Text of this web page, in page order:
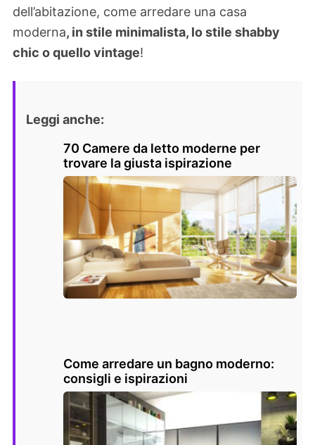
dell’abitazione, come arredare una casa
moderna, in stile minimalista, lo stile shabby
chic o quello vintage!
Leggi anche:
70 Camere da letto moderne per
trovare la giusta ispirazione
Come arredare un bagno moderno:
consigli e ispirazioni